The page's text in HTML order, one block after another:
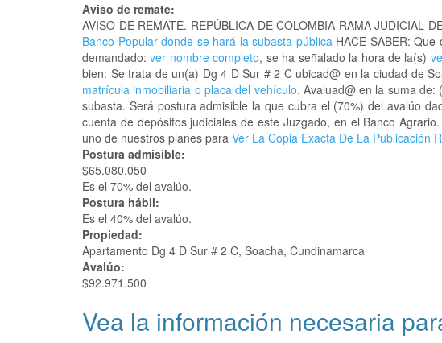
Aviso de remate:
AVISO DE REMATE. REPÚBLICA DE COLOMBIA RAMA JUDICIAL
Banco Popular donde se hará la subasta públicaHACE SABER:
demandado:ver nombre completo, se ha señalado la hora de la(s)
bien: Se trata de un(a) Dg 4 D Sur # 2 C ubicad@ en la ciudad de
matrícula inmobiliaria o placa del vehículo. Avaluad@ en la suma
subasta. Será postura admisible la que cubra el (70%) del avalúo
cuenta de depósitos judiciales de este Juzgado, en el Banco
uno de nuestros planes para Ver La Copia Exacta De La Publicación
Postura admisible:
$65.080.050
Es el 70% del avalúo.
Postura hábil:
Es el 40% del avalúo.
Propiedad:
Apartamento Dg 4 D Sur # 2 C, Soacha, Cundinamarca
Avalúo:
$92.971.500
Vea la información necesaria